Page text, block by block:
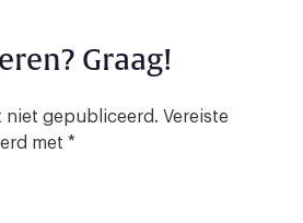
Graag!
niet gepubliceerd. Vereiste
met *